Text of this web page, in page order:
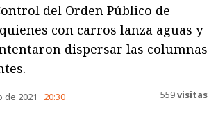
del Orden Público de
con carros lanza aguas y
dispersar las columnas
de 2021 20:30 559visitas